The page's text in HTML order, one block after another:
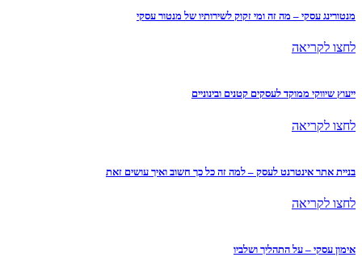
מנטורינג עסקי – מה זה ומי זקוק לשירותיו של מנטור עסקי
לחצו לקריאה
ייעוץ שיווקי ממוקד לעסקים קטנים ובינוניים
לחצו לקריאה
בניית אתר אינטרנט לעסק – למה זה כל כך חשוב ואיך עושים זאת
לחצו לקריאה
אימון עסקי – על התהליך ושלביו